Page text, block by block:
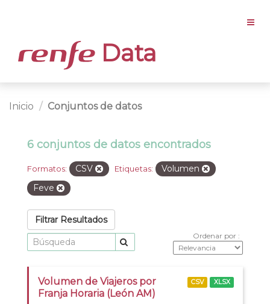
Data
Inicio Conjuntos de datos
6 conjuntos de datos encontrados
Formatos: CSV Etiquetas:
Volumen
Feve
Filtrar Resultados
Ordenar por
Volumen de Viajeros por
Franja Horaria (León AM)
CSV XLSX